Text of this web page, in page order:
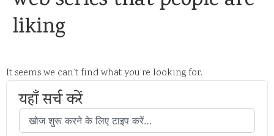
liking
It seems we can’t find what you’re looking for.
यहाँ सर्च करें